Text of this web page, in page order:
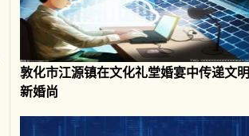
敦化市江源镇在文化礼堂婚宴中传递文明
新婚尚